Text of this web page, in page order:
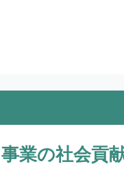
事業の社会貢